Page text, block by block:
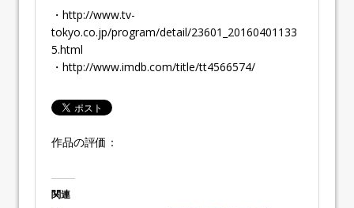
・http://www.tv-
tokyo.co.jp/program/detail/23601_20160401133
5.html
・http://www.imdb.com/title/tt4566574/
作品の評価：
関連